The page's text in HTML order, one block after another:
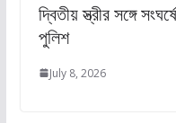
দ্বিতীয় স্ত্রীর সঙ্গে
পুলিশ
July 8, 2026